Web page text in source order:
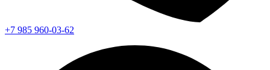
+7 985 960-03-62